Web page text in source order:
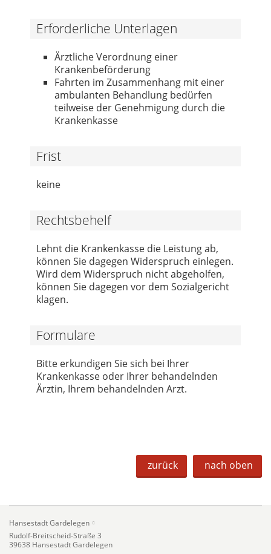
Erforderliche Unterlagen
Ärztliche Verordnung einer
Krankenbeförderung
Fahrten im Zusammenhang mit einer
ambulanten Behandlung bedürfen
teilweise der Genehmigung durch die
Krankenkasse
Frist
keine
Rechtsbehelf
Lehnt die Krankenkasse die Leistung ab,
können Sie dagegen Widerspruch einlegen.
Wird dem Widerspruch nicht abgeholfen,
können Sie dagegen vor dem Sozialgericht
klagen.
Formulare
Bitte erkundigen Sie sich bei Ihrer
Krankenkasse oder Ihrer behandelnden
Ärztin, Ihrem behandelnden Arzt.
zurück nach oben
Hansestadt Gardelegen
Rudolf-Breitscheid-Straße 3
39638 Hansestadt Gardelegen